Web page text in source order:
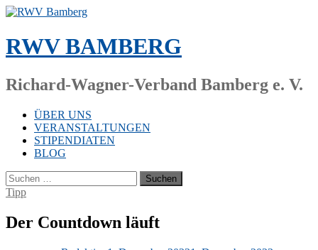
Zum
springen
RWV BAMBERG
Richard-Wagner-Verband Bamberg e. V.
ÜBER UNS
VERANSTALTUNGEN
STIPENDIATEN
BLOG
Suchen
nach:
Tipp
Der Countdown läuft